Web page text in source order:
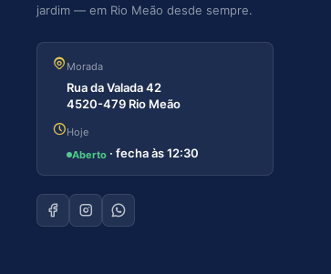
jardim — em Rio Meão desde sempre.
Morada
Rua da Valada 42
4520-479 Rio Meão
Hoje
Aberto · fecha às 12:30